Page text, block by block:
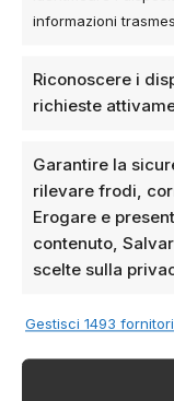
informazioni
Riconoscere i
richieste
Garantire la
rilevare frodi,
Erogare e
contenuto,
scelte sulla
Gestisci 1493 fornitori
Vuoi
Se vuoi
operativo,
attività sul